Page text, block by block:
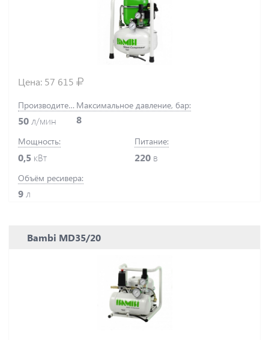
Цена: 57 615
Производительность:
50л/мин
Максимальное давление, бар:
8
Мощность:
0,5 кВт
Питание:
220 в
Объём ресивера:
9л
Bambi MD35/20